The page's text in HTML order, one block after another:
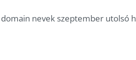
nevek szeptember utolsó